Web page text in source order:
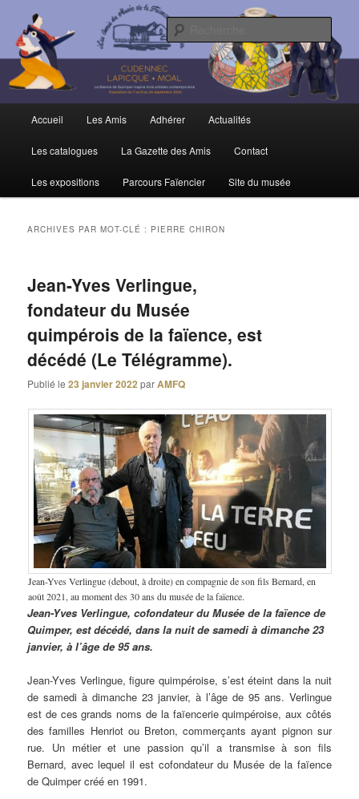
contenu
principal
contenu
secondaireAmis du Musée et de la Faïence de
Quimper
Trois siècles de tradition faïencière
principal
Accueil Les Amis Adhérer Actualités
Les catalogues La Gazette des Amis Contact
Les expositions Parcours Faïencier Site du musée
ARCHIVES PAR MOT-CLÉ : PIERRE CHIRON
Jean-Yves Verlingue,
fondateur du Musée
quimpérois de la faïence, est
décédé (Le Télégramme).
Publié le23 janvier 2022 parAMFQ
Jean-Yves Verlingue (debout, à droite) en compagnie de son fils Bernard, en
août 2021, au moment des 30 ans du musée de la faïence.
Jean-Yves Verlingue, cofondateur du Musée de la faïence de
Quimper, est décédé, dans la nuit de samedi à dimanche 23
janvier, à l’âge de 95 ans.
Jean-Yves Verlingue, figure quimpéroise, s’est éteint dans la nuit
de samedi à dimanche 23 janvier, à l’âge de 95 ans. Verlingue
est de ces grands noms de la faïencerie quimpéroise, aux côtés
des familles Henriot ou Breton, commerçants ayant pignon sur
rue. Un métier et une passion qu’il a transmise à son fils
Bernard, avec lequel il est cofondateur du Musée de la faïence
de Quimper créé en 1991.